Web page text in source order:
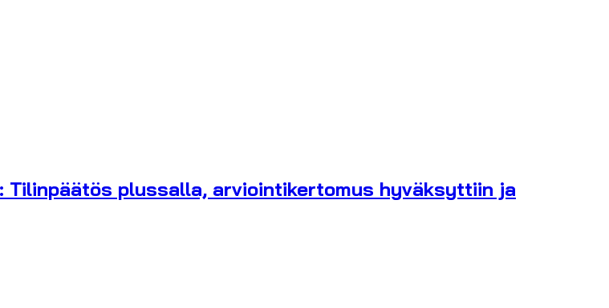
plussalla, arviointikertomus hyväksyttiin ja